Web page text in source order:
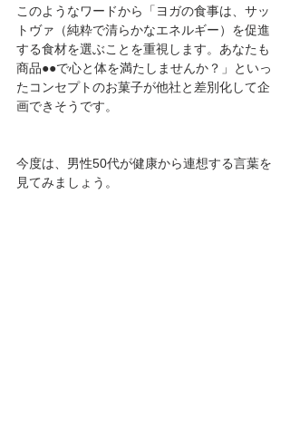
このようなワードから「ヨガの食事は、サッ
トヴァ（純粋で清らかなエネルギー）を促進
する食材を選ぶことを重視します。あなたも
商品●●で心と体を満たしませんか？」といっ
たコンセプトのお菓子が他社と差別化して企
画できそうです。
今度は、男性50代が健康から連想する言葉を
見てみましょう。